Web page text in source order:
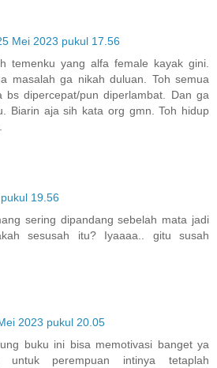
Mei 2023 pukul 17.56
temenku yang alfa female kayak gini.
masalah ga nikah duluan. Toh semua
bs dipercepat/pun diperlambat. Dan ga
Biarin aja sih kata org gmn. Toh hidup
19.56
sering dipandang sebelah mata jadi
sesusah itu? Iyaaaa.. gitu susah
2023 pukul 20.05
buku ini bisa memotivasi banget ya
untuk perempuan intinya tetaplah